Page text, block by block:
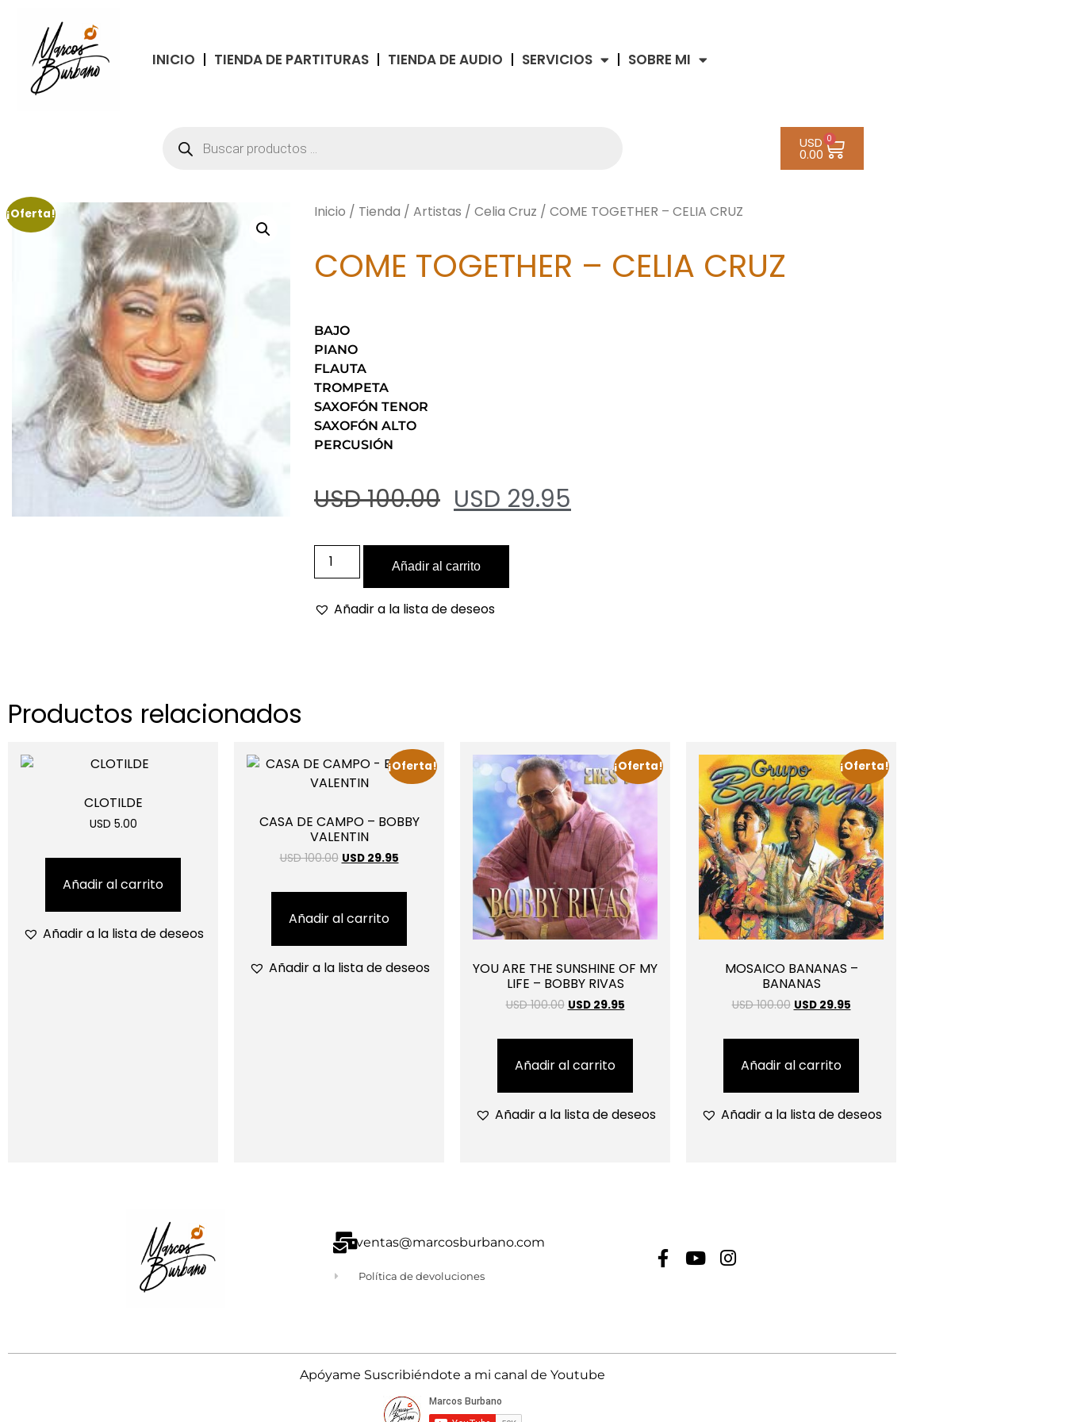
INICIO TIENDA DE PARTITURAS TIENDA DE AUDIO SERVICIOS SOBRE MI
USD
0.00
0
¡Oferta! Inicio / Tienda / Artistas / Celia Cruz / COME TOGETHER – CELIA CRUZ
COME TOGETHER – CELIA CRUZ
BAJO
PIANO
FLAUTA
TROMPETA
SAXOFÓN TENOR
SAXOFÓN ALTO
PERCUSIÓN
USD 100.00 USD 29.95
Añadir al carrito
Añadir a la lista de deseos
Productos relacionados
CLOTILDE
USD 5.00
Añadir al carrito
Añadir a la lista de deseos
¡Oferta!
CASA DE CAMPO – BOBBY
VALENTIN
USD 100.00 USD 29.95
Añadir al carrito
Añadir a la lista de deseos
¡Oferta!
YOU ARE THE SUNSHINE OF MY
LIFE – BOBBY RIVAS
USD 100.00 USD 29.95
Añadir al carrito
Añadir a la lista de deseos
¡Oferta!
MOSAICO BANANAS –
BANANAS
USD 100.00 USD 29.95
Añadir al carrito
Añadir a la lista de deseos
ventas@marcosburbano.com
Política de devoluciones
Apóyame Suscribiéndote a mi canal de Youtube